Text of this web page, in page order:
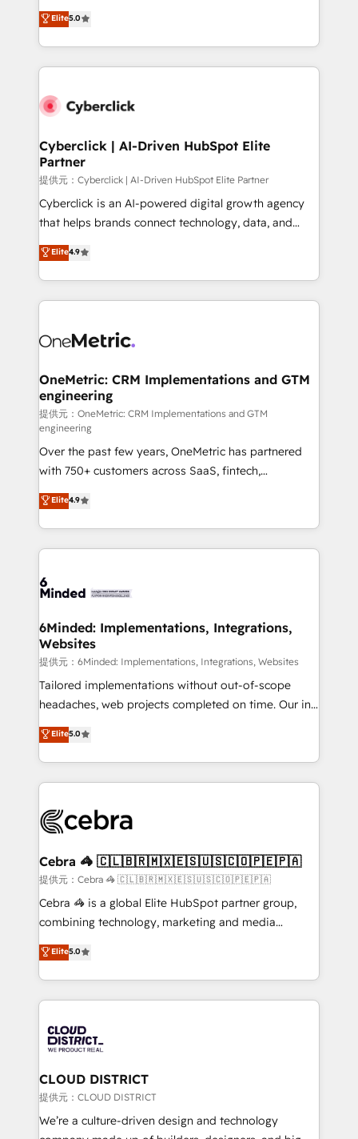
Partner and ISO 27001:2022 certified consultancy,
we blend strategy, creativity, and technology to help
implementations. With 12+ years of HubSpot
experience, we help you use the HubSpot platform
to its fullest capacity, improve your current HubSpot
website, or build your new one.
Elite5.0
Cyberclick | AI-Driven HubSpot Elite
Partner
提供元：Cyberclick | AI-Driven HubSpot Elite Partner
Cyberclick is an AI-powered digital growth agency
that helps brands connect technology, data, and
creativity to achieve measurable results. Founded in
Barcelona and operating across Spain, LATAM, and
the UK, we support global companies in building
smarter marketing, sales, and customer success
Iberia (Spain & Portugal), we combine human insight
growth. Our multidisciplinary team designs solutions
that simplify complexity, boost performance, and
turn innovation into real impact. 🌍 Highlights •
HubSpot Partner since 2012 • 2022 EMEA Impact
Award: Best Integration • 150+ successful HubSpot
projects • Clients in 30+ industries • Proprietary
technology for integrations • Multilingual team:
English, Spanish, Portuguese & Italian 👉 Grow
smarter with AI and HubSpot.
Elite4.9
OneMetric: CRM Implementations and GTM
engineering
提供元：OneMetric: CRM Implementations and GTM
engineering
Over the past few years, OneMetric has partnered
with 750+ customers across SaaS, fintech,
healthcare, real estate, and other industries. With
150+ HubSpot-certified experts, we deliver scalable
solutions to complex GTM and RevOps challenges.
Our Expertise 🔹 Onboarding & Implementation:
tailored to your GTM motion. 🔹 Migrations:
from other CRMs to HubSpot without data loss or
downtime. 🔹 RevOps Strategy: Align teams,
processes, and data to drive revenue efficiency. 🔹
Integrations: Connect HubSpot with your tech stack
for better adoption. 🔹 Custom Solutions: Build
SOC 2 Type II and ISO 27001 certified, reinforcing
our commitment to data security and compliance. At
Elite4.9
6Minded: Implementations, Integrations,
Websites
提供元：6Minded: Implementations, Integrations, Websites
Tailored implementations without out-of-scope
headaches, web projects completed on time. Our in-
house team of certified CRM architects, experts,
developers, designers, and marketers handles all
aspects of your HubSpot. ✨ 400+ global clients ✨
100+ seamless migrations from 15+ different CRMs
implementations, and 5,000+ pages ✨ CS: Clients
CS: 245% organic growth & +751% new visitors for a
full-funnel HubSpot project ✨ CS: 415% conversion
boost with a new HubSpot site Recognized leaders:
🏆 HubSpot Platform Migration Impact Award 🏆
Inbound Campaign of the Year 🏆 Gold AVA Digital
Award for Best Website 🌟 Accreditations: CRM
Elite5.0
Cebra 🦓 🇨🇱🇧🇷🇲🇽🇪🇸🇺🇸🇨🇴🇵🇪🇵🇦
提供元：Cebra 🦓 🇨🇱🇧🇷🇲🇽🇪🇸🇺🇸🇨🇴🇵🇪🇵🇦
Cebra 🦓 is a global Elite HubSpot partner group,
combining technology, marketing and media
expertise across Latin America and Southern
Europe, with teams across 7 countries. Born in Chile,
we combine local insight with international reach to
help businesses grow through technology, creativity,
500+ HubSpot implementations, building end-to-
end solutions that integrate CRM, AI automation,
inbound and loop marketing, content, and digital
creativity. Our multicultural team works in Spanish,
Portuguese, and English to design scalable strategies
that drive measurable growth. 🌎 Highlights: • 10+
Elite5.0
CLOUD DISTRICT
提供元：CLOUD DISTRICT
We’re a culture-driven design and technology